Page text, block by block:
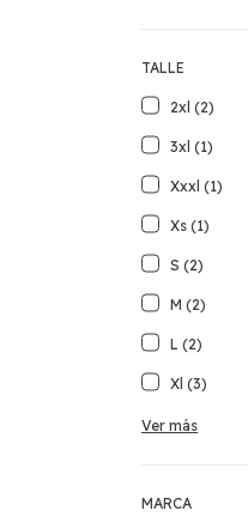
TALLE
2xl (2)
3xl (1)
Xxxl (1)
Xs (1)
S (2)
M (2)
L (2)
Xl (3)
Ver más
MARCA